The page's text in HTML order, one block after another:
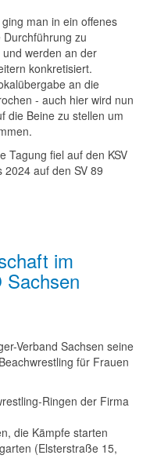
man in ein offenes
zu
werden an der
konkretisiert.
an die
- auch hier wird nun
die Beine zu stellen um
Tagung fiel auf den KSV
auf den SV 89
im
Sachsen
Verband Sachsen seine
für Frauen
Ringen der Firma
die Kämpfe starten
(Elsterstraße 15,